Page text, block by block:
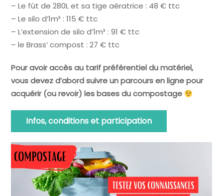
– Le fût de 280L et sa tige aératrice : 48 € ttc
– Le silo d’1m³ : 115 € ttc
– L’extension de silo d’1m³ : 91 € ttc
– le Brass’ compost : 27 € ttc
Pour avoir accès au tarif préférentiel du matériel,
vous devez d’abord suivre un parcours en ligne pour
acquérir (ou revoir) les bases du compostage
Infos, conditions et participation